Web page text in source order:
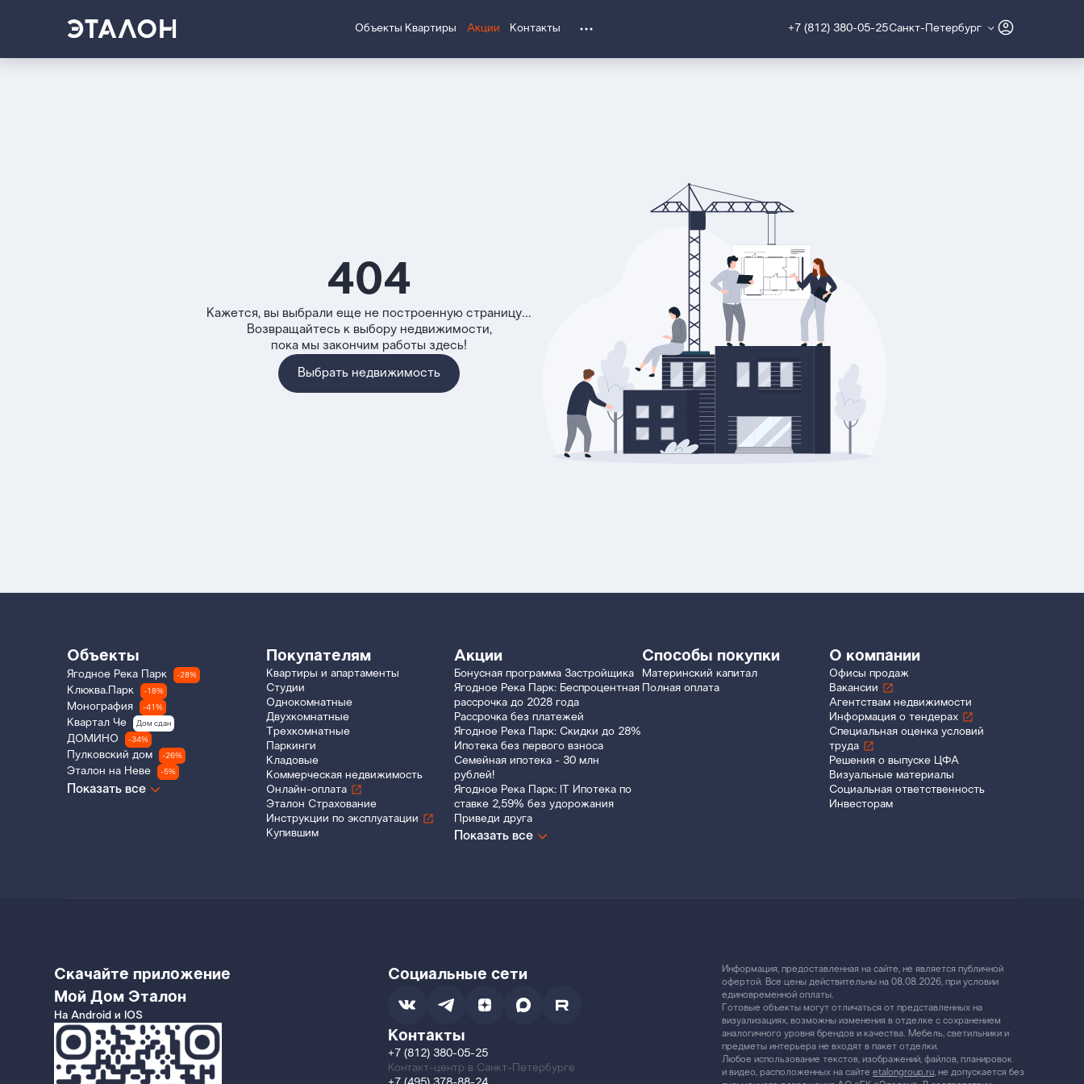
Объекты Квартиры Акции Контакты +7 (812) 380-05-25Санкт-Петербург
404
Кажется, вы выбрали еще не построенную страницу...
Возвращайтесь к выбору недвижимости,
пока мы закончим работы здесь!
Выбрать недвижимость
Объекты
Ягодное Река Парк -28%
Клюква.Парк -18%
Монография -41%
Квартал Че Дом сдан
ДОМИНО -34%
Пулковский дом -26%
Эталон на Неве -5%
Показать все
Покупателям
Квартиры и апартаменты
Студии
Однокомнатные
Двухкомнатные
Трехкомнатные
Паркинги
Кладовые
Коммерческая недвижимость
Онлайн-оплата
Эталон Страхование
Инструкции по эксплуатации
Купившим
Акции
Бонусная программа Застройщика
Ягодное Река Парк: Беспроцентная
рассрочка до 2028 года
Рассрочка без платежей
Ягодное Река Парк: Скидки до 28%
Ипотека без первого взноса
Семейная ипотека - 30 млн
рублей!
Ягодное Река Парк: IT Ипотека по
ставке 2,59% без удорожания
Приведи друга
Показать все
Способы покупки
Материнский капитал
Полная оплата
О компании
Офисы продаж
Вакансии
Агентствам недвижимости
Информация о тендерах
Специальная оценка условий
труда
Решения о выпуске ЦФА
Визуальные материалы
Социальная ответственность
Инвесторам
Скачайте приложение
Мой Дом Эталон
На Android и IOS
Социальные сети
Контакты
+7 (812) 380-05-25
Контакт-центр в Санкт-Петербурге
Информация, предоставленная на сайте, не является публичной
офертой. Все цены действительны на 08.08.2026, при условии
единовременной оплаты.
Готовые объекты могут отличаться от представленных на
визуализациях, возможны изменения в отделке с сохранением
аналогичного уровня брендов и качества. Мебель, светильники и
предметы интерьера не входят в пакет отделки.
Любое использование текстов, изображений, файлов, планировок
и видео, расположенных на сайте etalongroup.ru, не допускается без